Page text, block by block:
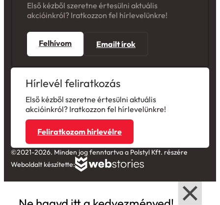
Első kézből szeretne értesülni aktuális
akcióinkról? Iratkozzon fel hírlevelünkre!
Felhívom Emailt írok
Hírlevél feliratkozás
Első kézből szeretne értesülni aktuális
akcióinkról? Iratkozzon fel hírlevelünkre!
Feliratkozom hírlevélre
©2021-2026. Minden jog fenntartva a Polstyl Kft. részére
Weboldalt készítette: